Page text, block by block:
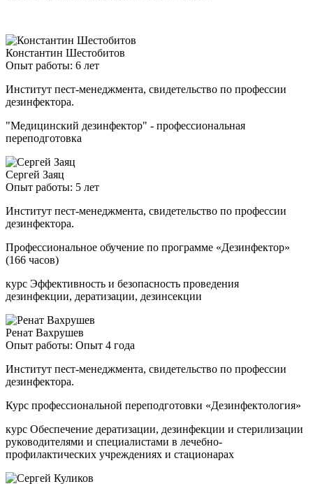
Константин Шестобитов
Опыт работы: 6 лет
Институт пест-менеджмента, свидетельство по профессии
дезинфектора.
"Медицинский дезинфектор" - профессиональная
переподготовка
Сергей Заяц
Опыт работы: 5 лет
Институт пест-менеджмента, свидетельство по профессии
дезинфектора.
Профессиональное обучение по программе «Дезинфектор»
(166 часов)
курс Эффективность и безопасность проведения
дезинфекции, дератизации, дезинсекции
Ренат Вахрушев
Опыт работы: Опыт 4 года
Институт пест-менеджмента, свидетельство по профессии
дезинфектора.
Курс профессиональной переподготовки «Дезинфектология»
курс Обеспечение дератизации, дезинфекции и стерилизации
руководителями и специалистами в лечебно-
профилактических учреждениях и стационарах